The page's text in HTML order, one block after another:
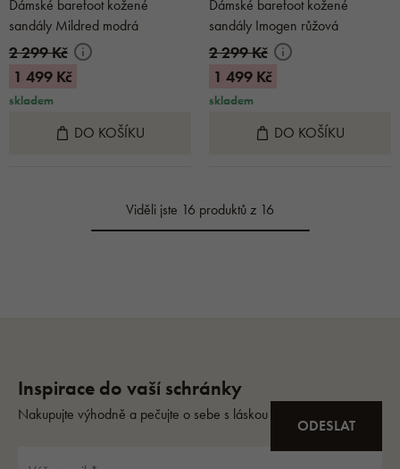
Dámské barefoot kožené
sandály Mildred modrá
2 299 Kč
1 499 Kč
skladem
DO KOŠÍKU
Dámské barefoot kožené
sandály Imogen růžová
2 299 Kč
1 499 Kč
skladem
DO KOŠÍKU
Viděli jste 16 produktů z 16